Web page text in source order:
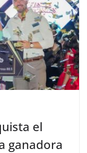
el
ganadora